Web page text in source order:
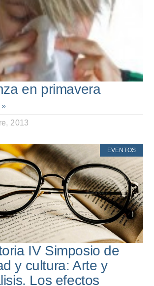
en primavera
»
2013
EVENTOS
IV Simposio de
y cultura: Arte y
Los efectos